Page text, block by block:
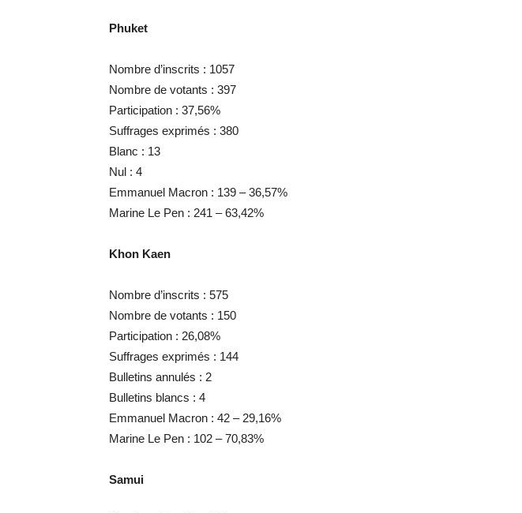
Phuket
Nombre d’inscrits : 1057
Nombre de votants : 397
Participation : 37,56%
Suffrages exprimés : 380
Blanc : 13
Nul : 4
Emmanuel Macron : 139 – 36,57%
Marine Le Pen : 241 – 63,42%
Khon Kaen
Nombre d’inscrits : 575
Nombre de votants : 150
Participation : 26,08%
Suffrages exprimés : 144
Bulletins annulés : 2
Bulletins blancs : 4
Emmanuel Macron : 42 – 29,16%
Marine Le Pen : 102 – 70,83%
Samui